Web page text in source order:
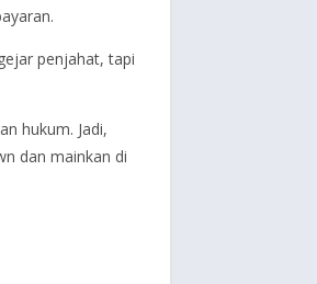
penjahat, tapi
hukum. Jadi,
dan mainkan di